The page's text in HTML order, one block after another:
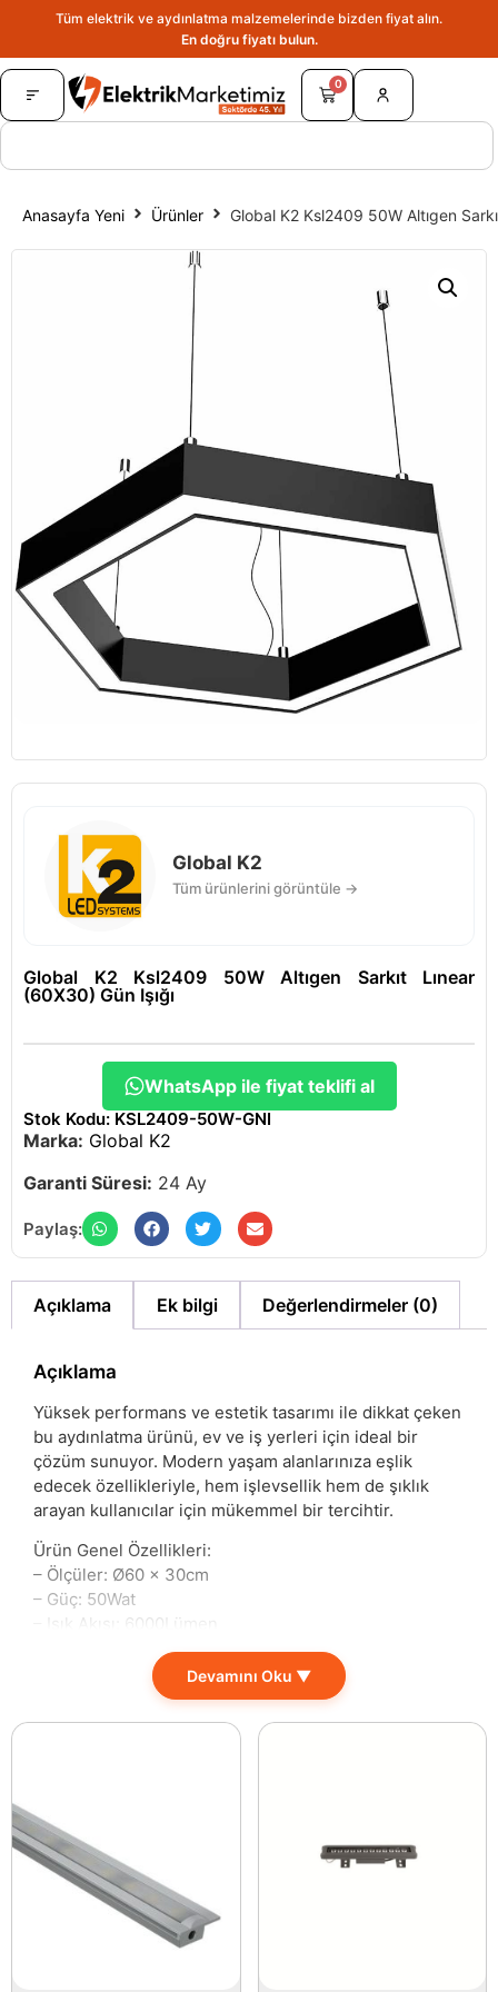
Tüm elektrik ve aydınlatma malzemelerinde bizden fiyat alın.
En doğru fiyatı bulun.
0
Anasayfa Yeni Ürünler Global K2 Ksl2409 50W Altıgen
Global K2
Tüm ürünlerini görüntüle →
Global K2 Ksl2409 50W Altıgen Sarkıt Lınear
(60X30) Gün Işığı
WhatsApp ile fiyat teklifi al
Stok Kodu: KSL2409-50W-GNI
Marka: Global K2
Garanti Süresi: 24 Ay
Paylaş:
Açıklama Ek bilgi Değerlendirmeler (0)
Açıklama
Yüksek performans ve estetik tasarımı ile dikkat çeken
bu aydınlatma ürünü, ev ve iş yerleri için ideal bir
çözüm sunuyor. Modern yaşam alanlarınıza eşlik
edecek özellikleriyle, hem işlevsellik hem de şıklık
arayan kullanıcılar için mükemmel bir tercihtir.
Ürün Genel Özellikleri:
– Ölçüler: Ø60 x 30cm
– Güç: 50Wat
– Işık Akısı: 6000Lümen
– Renk Sıcaklığı: 3000K Gün Işığı
– Gerilim: 220-240 Volt
– Kullanım Süresi: 20000 Saat
– Profil Ölçüsü: Genişlik 50mm / Yükseklik 80mm
– TRIDONIC DRIVER
Bu etkileyici aydınlatma ürünü, kullanıldığı her alanda
mükemmel bir atmosfer yaratma yeteneğine sahiptir.
Özellikle ofisler, mağazalar, restoranlar ve evlerde
tercih edilen bu ürün, yaydığı doğal gün ışığına benzer
Devamını Oku ▼